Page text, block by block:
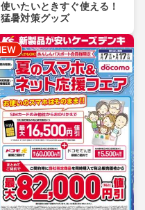
使いたいときすぐ使える！
猛暑対策グッズ